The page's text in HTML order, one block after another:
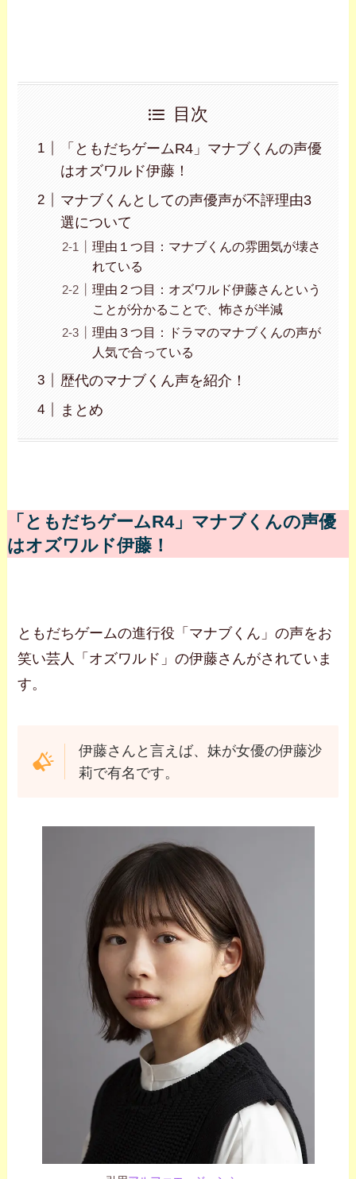
目次
「ともだちゲームR4」マナブくんの声優
はオズワルド伊藤！
マナブくんとしての声優声が不評理由3
選について
理由１つ目：マナブくんの雰囲気が壊さ
れている
理由２つ目：オズワルド伊藤さんという
ことが分かることで、怖さが半減
理由３つ目：ドラマのマナブくんの声が
人気で合っている
歴代のマナブくん声を紹介！
まとめ
「ともだちゲームR4」マナブくんの声優
はオズワルド伊藤！
ともだちゲームの進行役「マナブくん」の声をお
笑い芸人「オズワルド」の伊藤さんがされていま
す。
伊藤さんと言えば、妹が女優の伊藤沙
莉で有名です。